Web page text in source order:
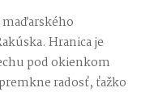
maďarského
Hranica je
pod okienkom
radosť, ťažko